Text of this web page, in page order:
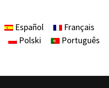
Español
Français
Polski
Português